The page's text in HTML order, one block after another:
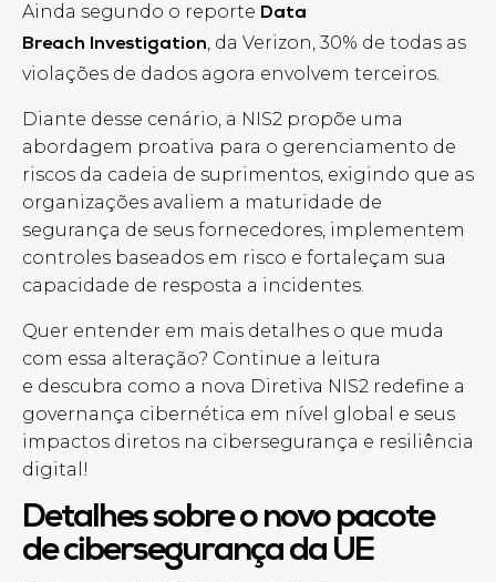
Ainda segundo o reporte Data
Breach Investigation, da Verizon, 30% de todas as
violações de dados agora envolvem terceiros.
Diante desse cenário, a NIS2 propõe uma
abordagem proativa para o gerenciamento de
riscos da cadeia de suprimentos, exigindo que as
organizações avaliem a maturidade de
segurança de seus fornecedores, implementem
controles baseados em risco e fortaleçam sua
capacidade de resposta a incidentes.
Quer entender em mais detalhes o que muda
com essa alteração? Continue a leitura
e descubra como a nova Diretiva NIS2 redefine a
governança cibernética em nível global e seus
impactos diretos na cibersegurança e resiliência
digital!
Detalhes sobre o novo pacote
de cibersegurança da UE